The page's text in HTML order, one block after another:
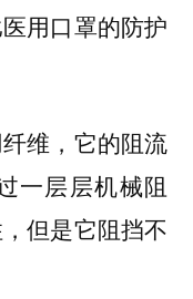
用口罩的防护
维，它的阻流
一层层机械阻
但是它阻挡不